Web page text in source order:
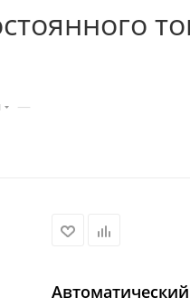
—